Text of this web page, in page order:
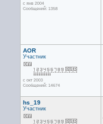
с янв 2004
Сообщений: 1358
AOR
Участник
с окт 2003
Сообщений: 14674
hs_19
Участник